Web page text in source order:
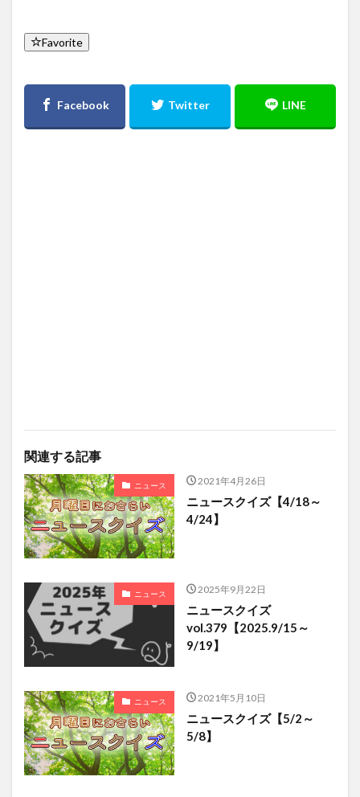
Favorite
関連する記事
ニュース 2021年4月26日
ニュースクイズ【4/18～
4/24】
ニュース 2025年9月22日
ニュースクイズ
vol.379【2025.9/15～
9/19】
ニュース 2021年5月10日
ニュースクイズ【5/2～
5/8】